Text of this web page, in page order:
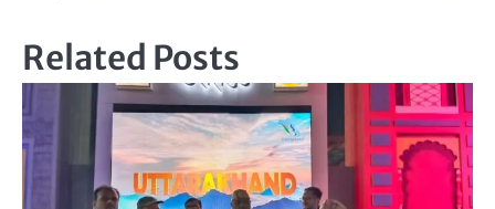
Related Posts